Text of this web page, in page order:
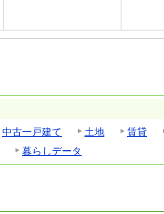
中古一戸建て 土地 賃貸
暮らしデータ